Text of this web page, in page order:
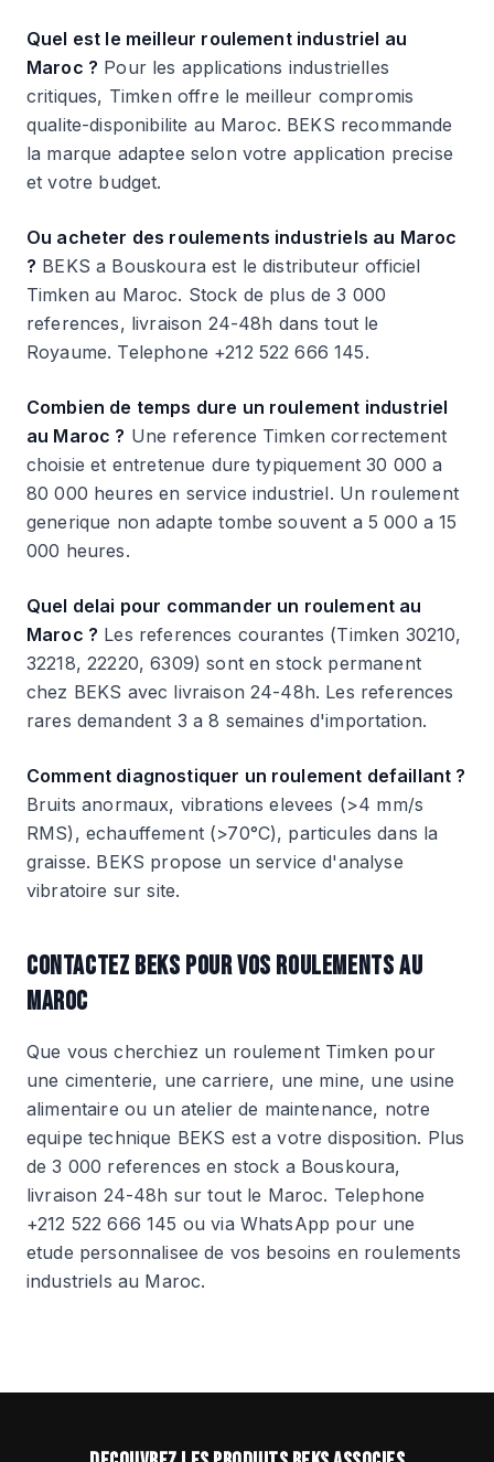
Quel est le meilleur roulement industriel au
Maroc ? Pour les applications industrielles
critiques, Timken offre le meilleur compromis
qualite-disponibilite au Maroc. BEKS recommande
la marque adaptee selon votre application precise
et votre budget.
Ou acheter des roulements industriels au Maroc
? BEKS a Bouskoura est le distributeur officiel
Timken au Maroc. Stock de plus de 3 000
references, livraison 24-48h dans tout le
Royaume. Telephone +212 522 666 145.
Combien de temps dure un roulement industriel
au Maroc ? Une reference Timken correctement
choisie et entretenue dure typiquement 30 000 a
80 000 heures en service industriel. Un roulement
generique non adapte tombe souvent a 5 000 a 15
000 heures.
Quel delai pour commander un roulement au
Maroc ? Les references courantes (Timken 30210,
32218, 22220, 6309) sont en stock permanent
chez BEKS avec livraison 24-48h. Les references
rares demandent 3 a 8 semaines d'importation.
Comment diagnostiquer un roulement defaillant ?
Bruits anormaux, vibrations elevees (>4 mm/s
RMS), echauffement (>70°C), particules dans la
graisse. BEKS propose un service d'analyse
vibratoire sur site.
CONTACTEZ BEKS POUR VOS ROULEMENTS AU
MAROC
Que vous cherchiez un roulement Timken pour
une cimenterie, une carriere, une mine, une usine
alimentaire ou un atelier de maintenance, notre
equipe technique BEKS est a votre disposition. Plus
de 3 000 references en stock a Bouskoura,
livraison 24-48h sur tout le Maroc. Telephone
+212 522 666 145 ou via WhatsApp pour une
etude personnalisee de vos besoins en roulements
industriels au Maroc.